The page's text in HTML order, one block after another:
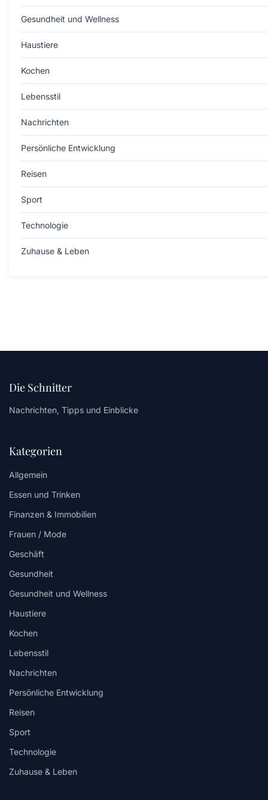
Gesundheit und Wellness
Haustiere
Kochen
Lebensstil
Nachrichten
Persönliche Entwicklung
Reisen
Sport
Technologie
Zuhause & Leben
Die Schnitter
Nachrichten, Tipps und Einblicke
Kategorien
Allgemein
Essen und Trinken
Finanzen & Immobilien
Frauen / Mode
Geschäft
Gesundheit
Gesundheit und Wellness
Haustiere
Kochen
Lebensstil
Nachrichten
Persönliche Entwicklung
Reisen
Sport
Technologie
Zuhause & Leben